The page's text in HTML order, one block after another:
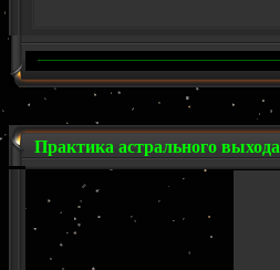
Практика астрального выхода